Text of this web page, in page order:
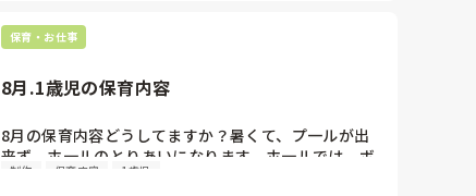
です。
今のウレタン製を活かすなら、壁や固定家具で挟む配置
保育・お仕事
8月.1歳児の保育内容
8月の保育内容どうしてますか？暑くて、プ一ルが出
来ず、ホ一ルのとりあいになります。ホ一ルでは、ボ
一ルや平均台、風船で遊んでいます。製作で、うちわ
制作 保育内容 1歳児